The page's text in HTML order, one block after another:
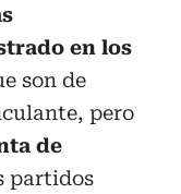
en los
son de
pero
de
partidos